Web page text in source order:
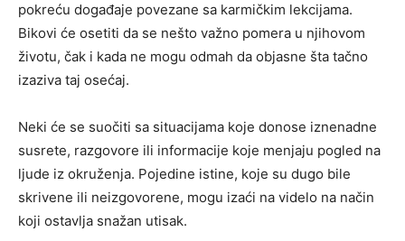
pokreću događaje povezane sa karmičkim lekcijama.
Bikovi će osetiti da se nešto važno pomera u njihovom
životu, čak i kada ne mogu odmah da objasne šta tačno
izaziva taj osećaj.
Neki će se suočiti sa situacijama koje donose iznenadne
susrete, razgovore ili informacije koje menjaju pogled na
ljude iz okruženja. Pojedine istine, koje su dugo bile
skrivene ili neizgovorene, mogu izaći na videlo na način
koji ostavlja snažan utisak.